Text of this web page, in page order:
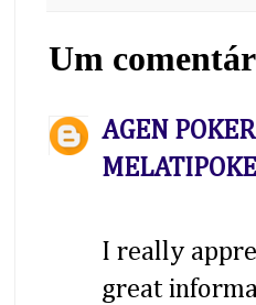
Um
AGEN
I really
great